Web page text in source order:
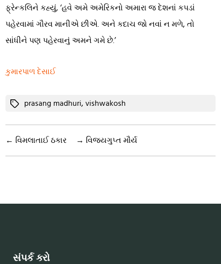
ફ્રેન્કલિને કહ્યું, ‘હવે અમે અમેરિકનો અમારા જ દેશનાં કપડાં
પહેરવામાં ગૌરવ માનીએ છીએ. અને કદાચ જો નવાં ન મળે, તો
સાંધીને પણ પહેરવાનું અમને ગમે છે.’
કુમારપાળ દેસાઈ
Tagsprasang madhuri,vishwakosh
← વિમલાતાઈ ઠકાર → વિજયગુપ્ત મૌર્ય
સંપર્ક કરો